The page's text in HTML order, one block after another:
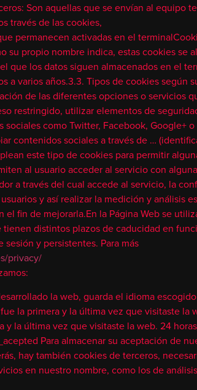
Son aquellas que se envían al equipo
través de las cookies,
permanecen activadas en el
su propio nombre indica, estas cookies se
que los datos siguen almacenados en el
varios años.3.3. Tipos de cookies según
de las diferentes opciones o servicios
restringido, utilizar elementos de
como Twitter, Facebook, Google+ o
contenidos sociales a través de …
este tipo de cookies para permitir
al usuario acceder al servicio con
a través del cual accede al servicio, la
y así realizar la medición y análisis
fin de mejorarla.En la Página Web se
distintos plazos de caducidad en
y persistentes. Para más
privacy/
la web, guarda el idioma
la primera y la última vez que visitaste la
la última vez que visitaste la web. 24
Para almacenar su aceptación de
hay también cookies de terceros,
en nuestro nombre, como los de